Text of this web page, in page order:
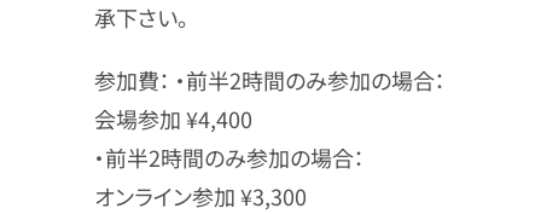
承下さい。
参加費： ・前半2時間のみ参加の場合：
会場参加 ¥4,400
・前半2時間のみ参加の場合：
オンライン参加 ¥3,300